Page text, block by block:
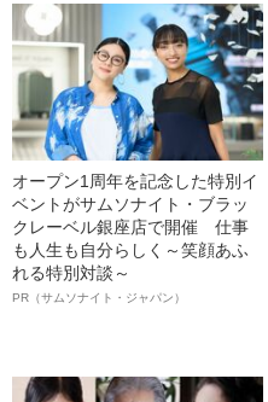
オープン1周年を記念した特別イ
ベントがサムソナイト・ブラッ
クレーベル銀座店で開催 仕事
も人生も自分らしく～笑顔あふ
れる特別対談～
PR（サムソナイト・ジャパン）